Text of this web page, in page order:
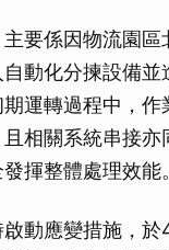
要係因物流園區
動化分揀設備並
運轉過程中，作
相關系統串接亦
揮整體處理效能。
動應變措施，於
取消